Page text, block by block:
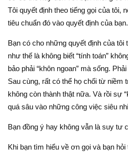
Tôi quyết định theo tiếng gọi của tôi,
tiêu chuẩn đó vào quyết định của bạn.
Bạn có cho những quyết định của tôi
như thế là không biết “tính toán”
bảo phải “khôn ngoan” mà sống.
Sau cùng, rất có thể họ chối từ niềm
không còn thành thật nữa. Và rồi sự
quá sâu vào những công việc siêu
Bạn đồng ý hay không vẫn là suy tư
Khi bạn tìm hiểu về ơn gọi và bạn